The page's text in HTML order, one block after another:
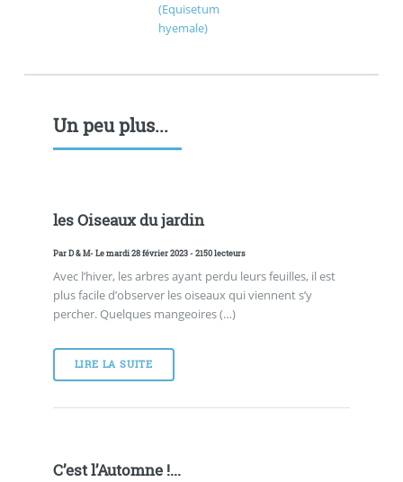
Un peu plus...
les Oiseaux du jardin
ParD & M- Le mardi 28 février 2023 - 2150 lecteurs
Avec l’hiver, les arbres ayant perdu leurs feuilles, il est
plus facile d’observer les oiseaux qui viennent s’y
percher. Quelques mangeoires (…)
LIRE LA SUITE
C’est l’Automne !...